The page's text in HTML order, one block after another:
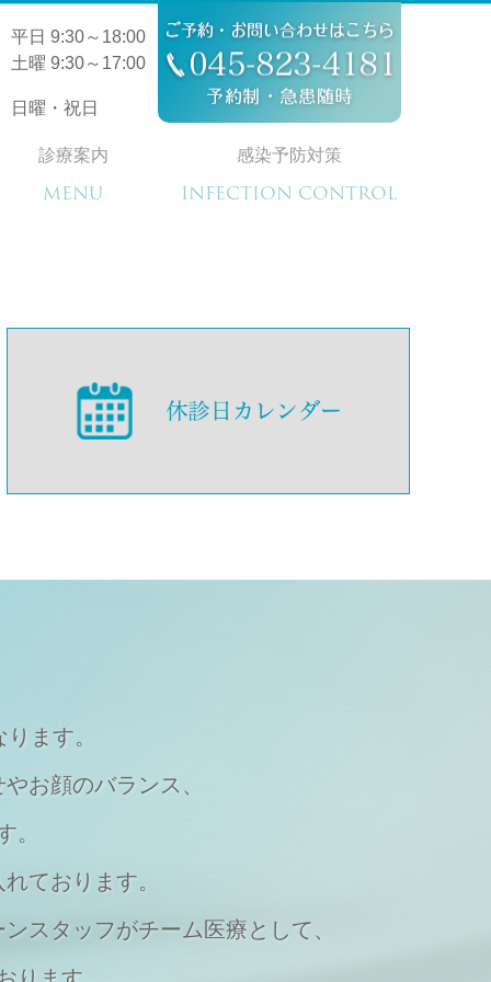
平日 9:30～18:00
土曜 9:30～17:00
日曜・祝日
診療案内
MENU
感染予防対策
INFECTION CONTROL
ます。
お顔のバランス、
。
ております。
スタッフがチーム医療として、